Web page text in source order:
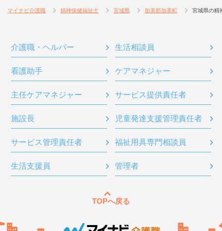
マイナビ介護職 精神保健福祉士 宮城県 加美郡加美町 宮城県の精
介護職・ヘルパー 生活相談員
看護助手 ケアマネジャー
主任ケアマネジャー サービス提供責任者
施設長 児童発達支援管理責任者
サービス管理責任者 福祉用具専門相談員
生活支援員 管理者
TOPへ戻る